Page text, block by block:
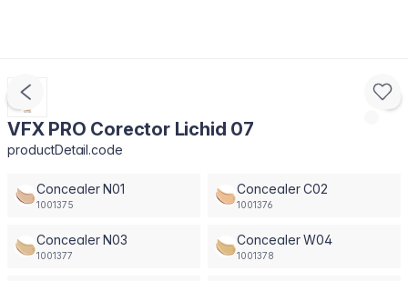
VFX PRO Corector Lichid 07
productDetail.code
Concealer N01
1001375
Concealer C02
1001376
Concealer N03
1001377
Concealer W04
1001378